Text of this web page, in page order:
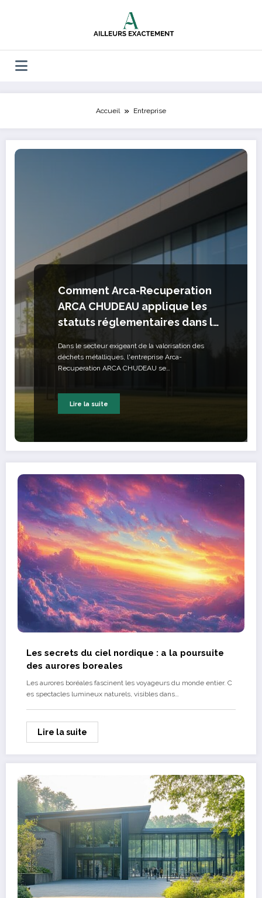
Accueil Entreprise
Comment Arca-Recuperation
ARCA CHUDEAU applique les
statuts réglementaires dans la
valorisation des déchets
métalliques
Dans le secteur exigeant de la valorisation des
déchets métalliques, l'entreprise Arca-
Recuperation ARCA CHUDEAU se…
Lire la suite
Les secrets du ciel nordique : a la poursuite
des aurores boreales
Les aurores boréales fascinent les voyageurs du monde entier. C
es spectacles lumineux naturels, visibles dans…
Lire la suite